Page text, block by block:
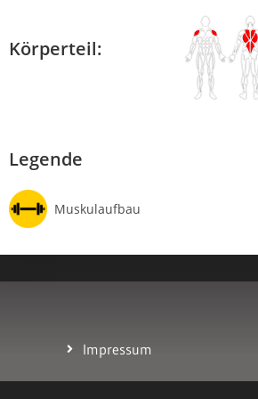
Körperteil:
Legende
Muskulaufbau
Impressum